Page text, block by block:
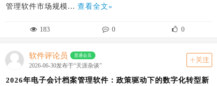
管理软件市场规模... 查看全文»
183 0 0
软件评论员 普通会员
2026-06-30发布于“天涯杂谈”
关注
2026年电子会计档案管理软件：政策驱动下的数字化转型新